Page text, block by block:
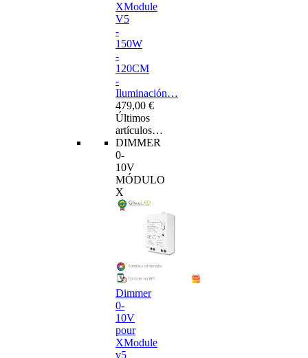
XModule
V5
-
150W
-
120CM
-
Iluminación…
479,00 €
Últimos
artículos…
DIMMER
0-
10V
MÓDULO
X
Dimmer
0-
10V
pour
XModule
v5